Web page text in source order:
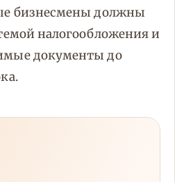
бизнесмены должны
налогообложения и
документы до